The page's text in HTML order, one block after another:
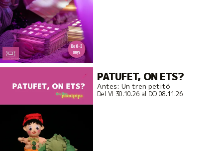
PATUFET, ON ETS?
Antes: Un tren petitó
Del VI 30.10.26al DO 08.11.26